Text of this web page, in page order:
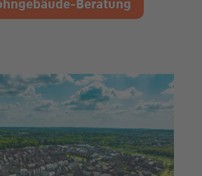
Beratung